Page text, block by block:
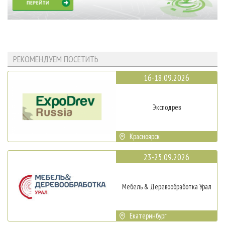
РЕКОМЕНДУЕМ ПОСЕТИТЬ
16-18.09.2026
Эксподрев
Красноярск
23-25.09.2026
Мебель & Деревообработка Урал
Екатеринбург